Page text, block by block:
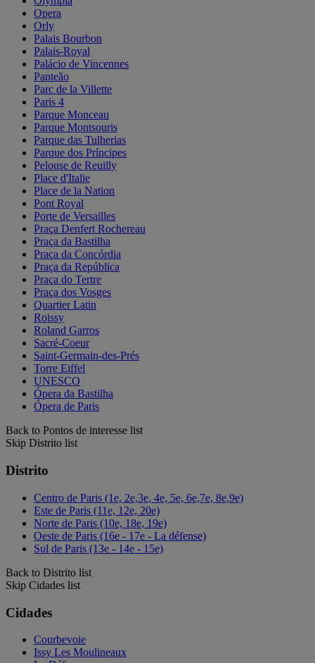
Opera
Orly
Palais Bourbon
Palais-Royal
Palácio de Vincennes
Panteão
Parc de la Villette
Paris 4
Parque Monceau
Parque Montsouris
Parque das Tulherias
Parque dos Príncipes
Pelouse de Reuilly
Place d'Italie
Place de la Nation
Pont Royal
Porte de Versailles
Praça Denfert Rochereau
Praça da Bastilha
Praça da Concórdia
Praça da República
Praça do Tertre
Praça dos Vosges
Quartier Latin
Roissy
Roland Garros
Sacré-Coeur
Saint-Germain-des-Prés
Torre Eiffel
UNESCO
Ópera da Bastilha
Ópera de Paris
Back to Pontos de interesse list
Skip Distrito list
Distrito
Centro de Paris (1e, 2e,3e, 4e, 5e, 6e,7e, 8e,9e)
Este de Paris (11e, 12e, 20e)
Norte de Paris (10e, 18e, 19e)
Oeste de Paris (16e - 17e - La défense)
Sul de Paris (13e - 14e - 15e)
Back to Distrito list
Skip Cidades list
Cidades
Courbevoie
Issy Les Moulineaux